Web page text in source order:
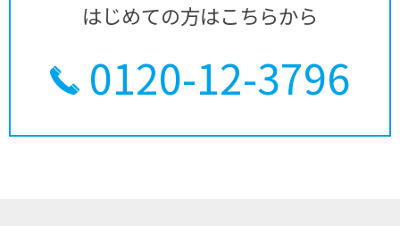
はじめての方はこちらから
0120-12-3796